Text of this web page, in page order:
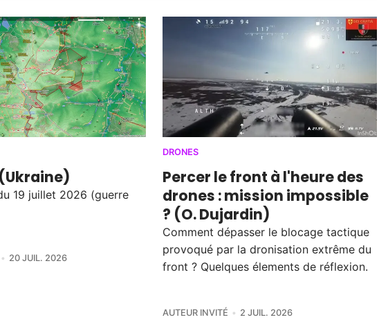
19 juillet 2026 (guerre
20 JUIL. 2026
DRONES
Percer le front à l'heure des
drones : mission impossible
? (O. Dujardin)
Comment dépasser le blocage tactique
provoqué par la dronisation extrême du
front ? Quelques élements de réflexion.
AUTEUR INVITÉ 2 JUIL. 2026